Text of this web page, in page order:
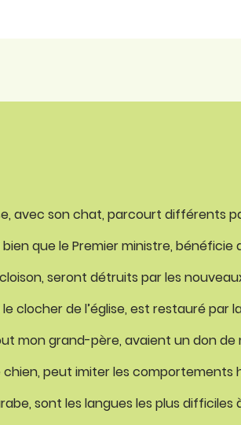
avec son chat, parcourt différents
bien que le Premier ministre, bénéficie
seront détruits par les
clocher de l’église, est restauré par
mon grand-père, avaient un don de
chien, peut imiter les comportements
sont les langues les plus difficiles